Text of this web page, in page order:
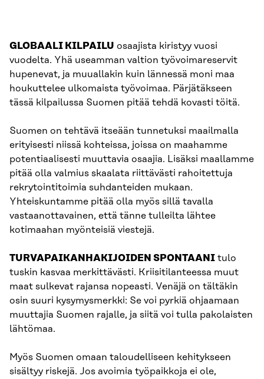
GLOBAALI KILPAILU osaajista kiristyy vuosi
vuodelta. Yhä useamman valtion työvoimareservit
hupenevat, ja muuallakin kuin lännessä moni maa
houkuttelee ulkomaista työvoimaa. Pärjätäkseen
tässä kilpailussa Suomen pitää tehdä kovasti töitä.
Suomen on tehtävä itseään tunnetuksi maailmalla
erityisesti niissä kohteissa, joissa on maahamme
potentiaalisesti muuttavia osaajia. Lisäksi maallamme
pitää olla valmius skaalata riittävästi rahoitettuja
rekrytointitoimia suhdanteiden mukaan.
Yhteiskuntamme pitää olla myös sillä tavalla
vastaanottavainen, että tänne tulleilta lähtee
kotimaahan myönteisiä viestejä.
TURVAPAIKANHAKIJOIDEN SPONTAANI tulo
tuskin kasvaa merkittävästi. Kriisitilanteessa muut
maat sulkevat rajansa nopeasti. Venäjä on tältäkin
osin suuri kysymysmerkki: Se voi pyrkiä ohjaamaan
muuttajia Suomen rajalle, ja siitä voi tulla pakolaisten
lähtömaa.
Myös Suomen omaan taloudelliseen kehitykseen
sisältyy riskejä. Jos avoimia työpaikkoja ei ole,